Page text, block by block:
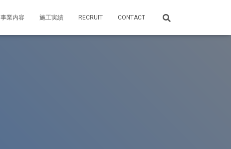
事業内容 施工実績 RECRUIT CONTACT